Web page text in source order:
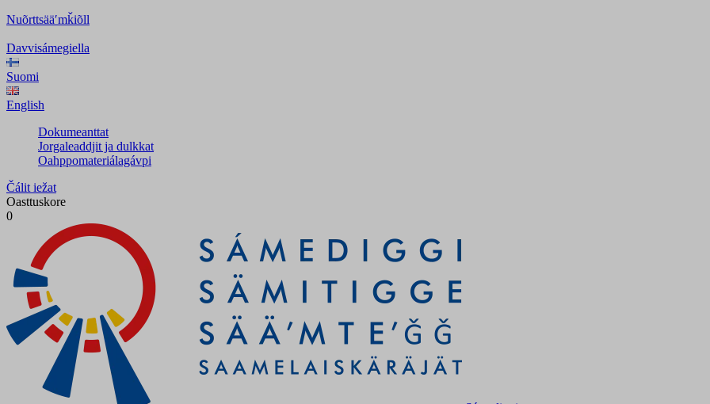
Nuõrttsääʹmǩiõll
Davvisámegiella
Suomi
English
Dokumeanttat
Jorgaleaddjit ja dulkkat
Oahppomateriálagávpi
Čálit iežat
Oasttuskore
0